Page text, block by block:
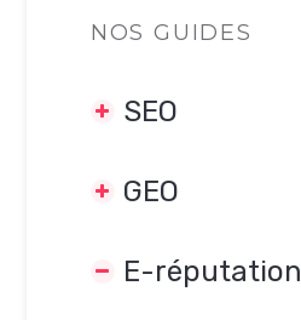
NOS GUIDES
SEO
TECHNIQUES SEO
Introduction au SEO
GEO
E-réputation